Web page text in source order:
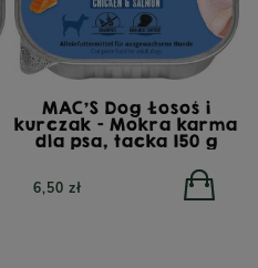
MAC'S Dog Łosoś i
kurczak - Mokra karma
dla psa, tacka 150 g
6,50 zł